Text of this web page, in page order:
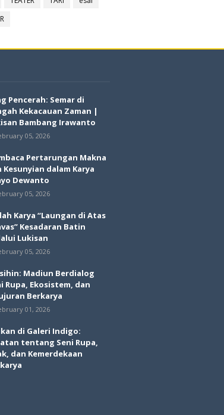
Pencerah: Semar di
Kekacauan Zaman |
Bambang Irawanto
05, 2026
Pertarungan Makna
Kesunyian dalam Karya
Dewanto
05, 2026
Karya “Laungan di Atas
Kesadaran Batin
Lukisan
05, 2026
Madiun Berdialog
Rupa, Ekosistem, dan
Berkarya
01, 2026
di Galeri Indigo:
tentang Seni Rupa,
dan Kemerdekaan